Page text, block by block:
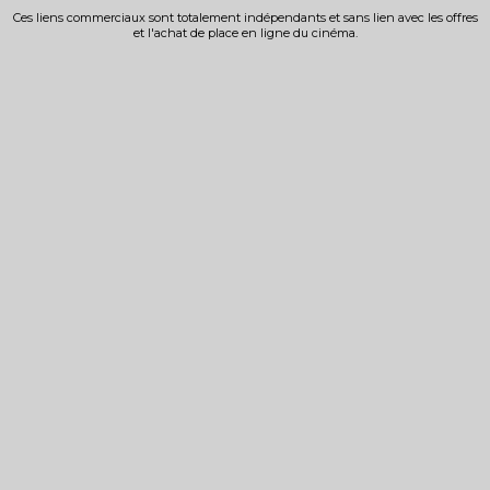
Ces liens commerciaux sont totalement indépendants et sans lien avec les offres
et l'achat de place en ligne du cinéma.